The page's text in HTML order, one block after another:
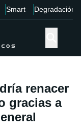
Smart Degradación
renacer
gracias a